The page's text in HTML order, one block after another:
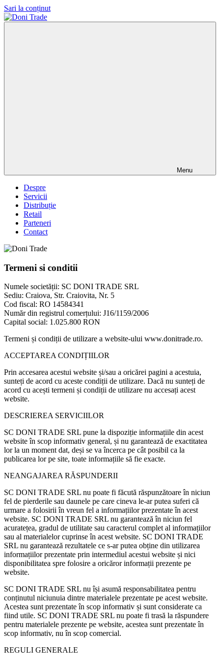
Sari la conținut
Menu
Despre
Servicii
Distribuție
Retail
Parteneri
Contact
Termeni si conditii
Numele societății: SC DONI TRADE SRL
Sediu: Craiova, Str. Craiovita, Nr. 5
Cod fiscal: RO 14584341
Număr din registrul comerțului: J16/1159/2006
Capital social: 1.025.800 RON
Termeni și condiții de utilizare a website-ului www.donitrade.ro.
ACCEPTAREA CONDIȚIILOR
Prin accesarea acestui website și/sau a oricărei pagini a acestuia,
sunteți de acord cu aceste condiții de utilizare. Dacă nu sunteți de
acord cu acești termeni și condiții de utilizare nu accesați acest
website.
DESCRIEREA SERVICIILOR
SC DONI TRADE SRL pune la dispoziție informațiile din acest
website în scop informativ general, și nu garantează de exactitatea
lor la un moment dat, deși se va încerca pe cât posibil ca la
publicarea lor pe site, toate informațiile să fie exacte.
NEANGAJAREA RĂSPUNDERII
SC DONI TRADE SRL nu poate fi făcută răspunzătoare în niciun
fel de pierderile sau daunele pe care cineva le-ar putea suferi că
urmare a folosirii în vreun fel a informațiilor prezentate în acest
website. SC DONI TRADE SRL nu garantează în niciun fel
acuratețea, gradul de utilitate sau caracterul complet al informațiilor
sau al materialelor cuprinse în acest website. SC DONI TRADE
SRL nu garantează rezultatele ce s-ar putea obține din utilizarea
informațiilor prezentate prin intermediul acestui website și nici
disponibilitatea spre folosire a oricăror informații prezente pe
website.
SC DONI TRADE SRL nu își asumă responsabilitatea pentru
conținutul niciunuia dintre materialele prezentate pe acest website.
Acestea sunt prezentate în scop informativ și sunt considerate ca
fiind utile. SC DONI TRADE SRL nu poate fi trasă la răspundere
pentru materialele prezente pe website, acestea sunt prezentate în
scop informativ, nu în scop comercial.
REGULI GENERALE